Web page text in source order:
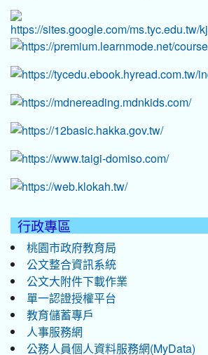
行政專區
桃園市政府教育局
公文整合資訊系統
公文大附件下載作業
單一認證授權平台
教育儲蓄專戶
人事服務網
公務人員個人資料服務網(MyData)